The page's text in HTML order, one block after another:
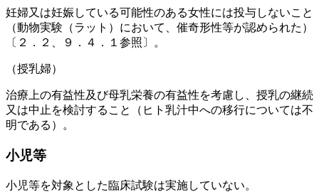
妊婦又は妊娠している可能性のある女性には投与しないこと
（動物実験（ラット）において、催奇形性等が認められた）
〔２．２、９．４．１参照〕。
（授乳婦）
治療上の有益性及び母乳栄養の有益性を考慮し、授乳の継続
又は中止を検討すること（ヒト乳汁中への移行については不
明である）。
小児等
小児等を対象とした臨床試験は実施していない。